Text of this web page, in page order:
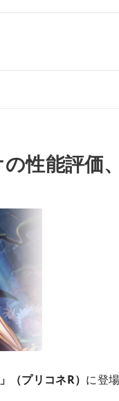
の性能評
（プリコネR） に登